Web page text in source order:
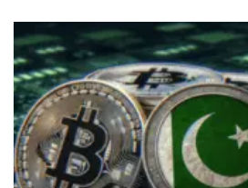
mức giá cao nhất từ trước đến